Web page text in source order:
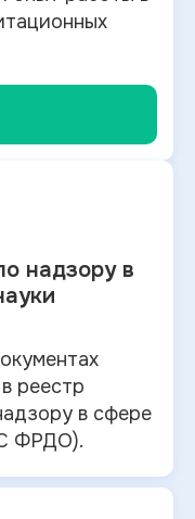
надзору в
реестр
в сфере
ФРДО).